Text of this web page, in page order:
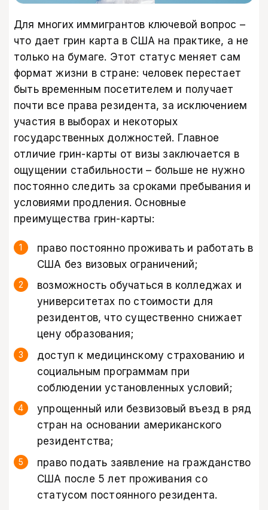
Для многих иммигрантов ключевой вопрос –
что дает грин карта в США на практике, а не
только на бумаге. Этот статус меняет сам
формат жизни в стране: человек перестает
быть временным посетителем и получает
почти все права резидента, за исключением
участия в выборах и некоторых
государственных должностей. Главное
отличие грин-карты от визы заключается в
ощущении стабильности – больше не нужно
постоянно следить за сроками пребывания и
условиями продления. Основные
преимущества грин-карты:
право постоянно проживать и работать в
США без визовых ограничений;
возможность обучаться в колледжах и
университетах по стоимости для
резидентов, что существенно снижает
цену образования;
доступ к медицинскому страхованию и
социальным программам при
соблюдении установленных условий;
упрощенный или безвизовый въезд в ряд
стран на основании американского
резидентства;
право подать заявление на гражданство
США после 5 лет проживания со
статусом постоянного резидента.